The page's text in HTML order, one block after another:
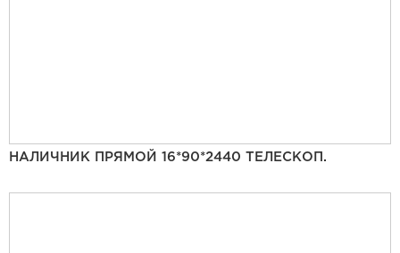
НАЛИЧНИК ПРЯМОЙ 16*90*2440 ТЕЛЕСКОП.